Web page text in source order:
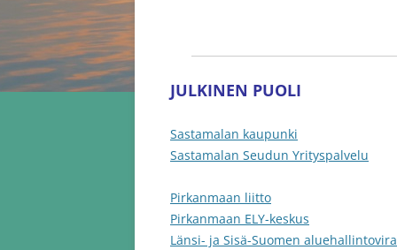
JULKINEN PUOLI
Sastamalan kaupunki
Sastamalan Seudun Yrityspalvelu
Pirkanmaan liitto
Pirkanmaan ELY-keskus
Länsi- ja Sisä-Suomen